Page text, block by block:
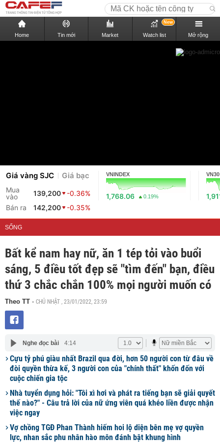
Home Tin mới Market Watch list
New
Mở rộng
Giá vàng SJC Giá bạc
Mua
vào
139,200
-0.36%
Bán ra
142,200 -0.35%
VNINDEX
1,768.06 0.19%
VN30
SỐNG
Bất kể nam hay nữ, ăn 1 tép tỏi vào buổi
sáng, 5 điều tốt đẹp sẽ "tìm đến" bạn, điều
thứ 3 chắc chắn 100% mọi người muốn có
Theo TT - CHỦ NHẬT , 23/01/2022, 23:59
Nghe đọc bài 4:14
Cựu tỷ phú giàu nhất Brazil qua đời, hơn 50 người con từ đâu về
đòi quyền thừa kế, 3 người con của "chính thất" khốn đốn với
cuộc chiến gia tộc
Nhà tuyển dụng hỏi: "Tôi xì hơi và phát ra tiếng bạn sẽ giải quyết
thế nào?" - Câu trả lời của nữ ứng viên quá khéo liền được nhận
việc ngay
Vợ chồng TGĐ Phan Thành hiếm hoi lộ diện bên mẹ vợ quyền
lực, nhan sắc phu nhân hào môn đánh bật khung hình